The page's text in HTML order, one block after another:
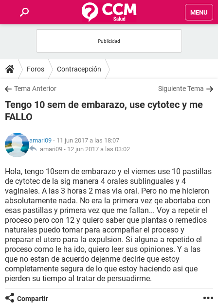
MENU
FOROS
SALUD
FAMILIA
NUTRICIÓN
SEXUALIDAD
GLOSARIO
Foros Contracepción
Tema Anterior Siguiente Tema
Tengo 10 sem de embarazo, use cytotec y me
FALLO
amari09 - 11 jun 2017 a las 18:07
amari09 - 12 jun 2017 a las 03:02
Hola, tengo 10sem de embarazo y el viernes use 10 pastillas
de cytotec de la sig manera 4 orales sublinguales y 4
vaginales. A las 3 horas 2 mas via oral. Pero no me hicieron
absolutamente nada. No era la primera vez qe abortaba con
esas pastillas y primera vez que me fallan... Voy a repetir el
proceso pero con 12 y quiero saber que plantas o remedios
naturales puedo tomar para acompañar el proceso y
preparar el utero para la expulsion. Si alguna a repetido el
proceso como le ha ido, quiero leer sus opiniones. Y a las
que no estan de acuerdo dejenme decirle que estoy
completamente segura de lo que estoy haciendo asi que
pierden su tiempo al tratar de persuadirme.
Compartir